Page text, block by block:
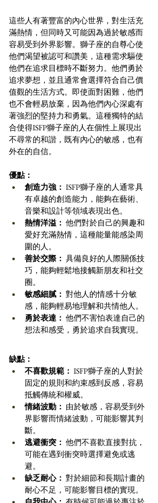
這些人有著豐富的內心世界，對生活充
滿熱情，但同時又可能因為過於敏感而
容易受到外界影響。獅子座的自尊心使
他們渴望被認可和讚美，這種需求驅使
他們在追求目標時不斷努力。他們勇於
追求夢想，並且通常會選擇符合自己價
值觀的生活方式。即使面對困難，他們
也不會輕易放棄，因為他們內心深處有
著強烈的堅持力和勇氣。這種獨特的結
合使得ISFP獅子座的人在個性上展現出
不尋常的和諧，既有內心的敏感，也有
外在的自信。
優點：
創造力強： ISFP獅子座的人通常具
有卓越的創造能力，能夠在藝術、
音樂和設計等領域表現出色。
熱情洋溢： 他們對於自己的興趣和
愛好充滿熱情，這種能量能感染周
圍的人。
善於交際： 具備良好的人際關係技
巧，能夠輕鬆地接觸新朋友和社交
圈。
敏感細膩： 對他人的情感十分敏
感，能夠輕易地理解和共情他人。
勇於表達： 他們不害怕表達自己的
想法和感受，勇於追求自我實現。
缺點：
不喜歡規範： ISFP獅子座的人對於
固定的規則和約束感到反感，容易
抵觸傳統和權威。
情緒波動： 由於敏感，容易受到外
界影響而情緒波動，可能影響其判
斷。
逃避衝突： 他們不喜歡直接對抗，
可能在遇到衝突時選擇避免或逃
避。
缺乏耐心： 對於細節和長期計畫的
耐心不足，可能影響目標的實現。